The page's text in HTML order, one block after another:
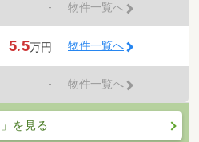
- 物件一覧へ
5.5万円 物件一覧へ
- 物件一覧へ
」を見る